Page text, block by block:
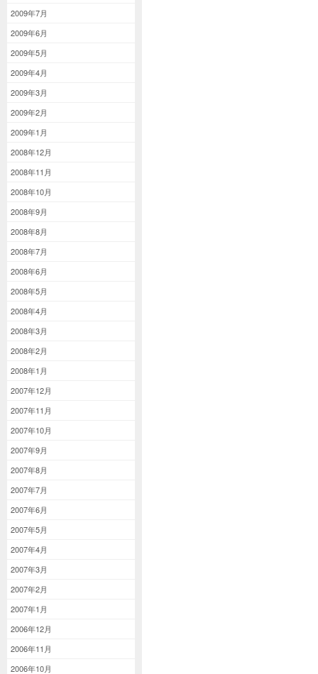
2009年7月
2009年6月
2009年5月
2009年4月
2009年3月
2009年2月
2009年1月
2008年12月
2008年11月
2008年10月
2008年9月
2008年8月
2008年7月
2008年6月
2008年5月
2008年4月
2008年3月
2008年2月
2008年1月
2007年12月
2007年11月
2007年10月
2007年9月
2007年8月
2007年7月
2007年6月
2007年5月
2007年4月
2007年3月
2007年2月
2007年1月
2006年12月
2006年11月
2006年10月